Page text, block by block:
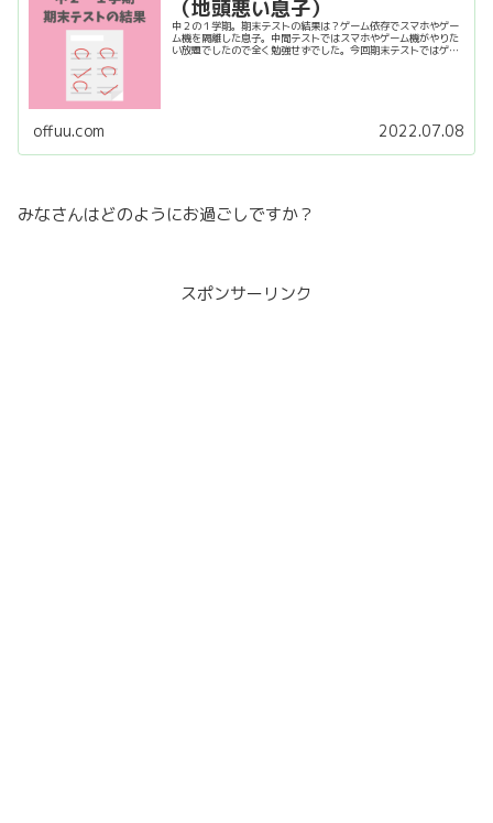
（地頭悪い息子）
中２の１学期。期末テストの結果は？ゲーム依存でスマホやゲー
ム機を隔離した息子。中間テストではスマホやゲーム機がやりた
い放題でしたので全く勉強せずでした。今回期末テストではゲー
offuu.com 2022.07.08
みなさんはどのようにお過ごしですか？
スポンサーリンク